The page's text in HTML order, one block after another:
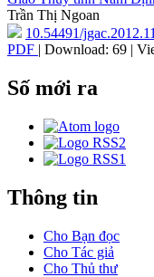
Trần Thị Ngoan
10.54491/
PDF | Download: 69 |
Số mới ra
Thông tin
Cho Bạn đọc
Cho Tác giả
Cho Thủ thư